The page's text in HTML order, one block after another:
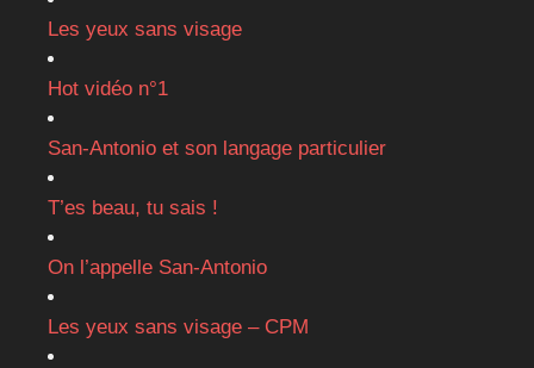
Les yeux sans visage
Hot vidéo n°1
San-Antonio et son langage particulier
T’es beau, tu sais !
On l’appelle San-Antonio
Les yeux sans visage – CPM